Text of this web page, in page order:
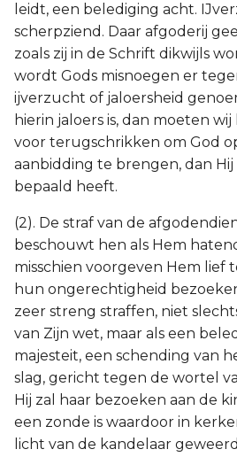
leidt, een belediging acht.
scherpziend. Daar afgoderij
zoals zij in de Schrift dikwijls
wordt Gods misnoegen er
ijverzucht of jaloersheid
hierin jaloers is, dan moeten
voor terugschrikken om God
aanbidding te brengen, dan Hij
bepaald heeft.
(2). De straf van de
beschouwt hen als Hem
misschien voorgeven Hem lief
hun ongerechtigheid
zeer streng straffen, niet
van Zijn wet, maar als een
majesteit, een schending van
slag, gericht tegen de wortel
Hij zal haar bezoeken aan de
een zonde is waardoor in
licht van de kandelaar